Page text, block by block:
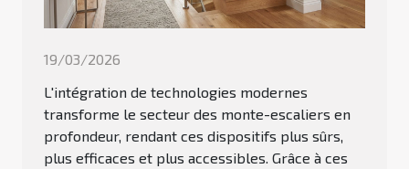
19/03/2026
L'intégration de technologies modernes
transforme le secteur des monte-escaliers en
profondeur, rendant ces dispositifs plus sûrs,
plus efficaces et plus accessibles. Grâce à ces